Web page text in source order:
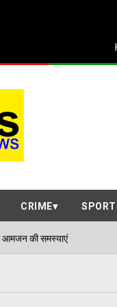
CRIME
06/08/2026